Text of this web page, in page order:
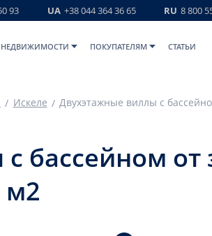
93 UA +38 044 364 36 65 RU 8 800
НЕДВИЖИМОСТИ ПОКУПАТЕЛЯМ СТАТЬИ
Искеле
бассейном от
м2